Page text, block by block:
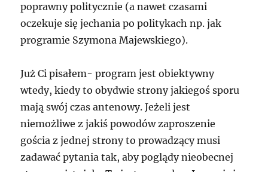
poprawny politycznie (a nawet czasami
oczekuje się jechania po politykach np. jak
programie Szymona Majewskiego).
Już Ci pisałem- program jest obiektywny
wtedy, kiedy to obydwie strony jakiegoś sporu
mają swój czas antenowy. Jeżeli jest
niemożliwe z jakiś powodów zaproszenie
gościa z jednej strony to prowadzący musi
zadawać pytania tak, aby poglądy nieobecnej